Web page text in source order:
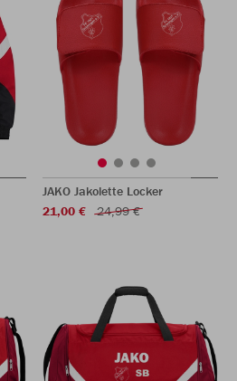
JAKO Jakolette Locker
21,00 €
24,99 €